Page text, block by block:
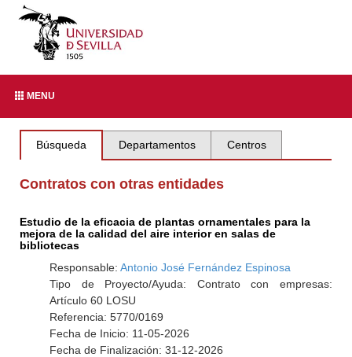
MENU
Búsqueda Departamentos Centros
Contratos con otras entidades
Estudio de la eficacia de plantas ornamentales para la
mejora de la calidad del aire interior en salas de
bibliotecas
Responsable: Antonio José Fernández Espinosa
Tipo de Proyecto/Ayuda: Contrato con empresas:
Artículo 60 LOSU
Referencia: 5770/0169
Fecha de Inicio: 11-05-2026
Fecha de Finalización: 31-12-2026